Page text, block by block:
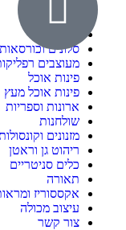
ילדים ונוער
סלונים וכורסאות
מעוצבים רפליקות
פינות אוכל
פינות אוכל מעץ
ארונות וספריות
שולחנות
מזנונים וקונסולות
ריהוט גן וראטן
כלים סניטריים
תאורה
אקססוריז ומראות
עיצוב מכולה
צור קשר